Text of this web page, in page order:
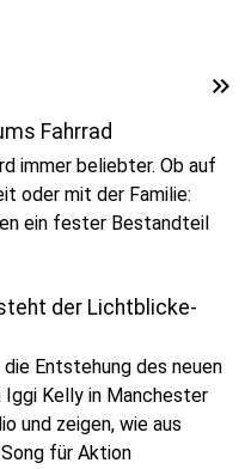
keyboard_double_arrow_right
Fahrrad
immer beliebter. Ob auf
oder mit der Familie:
ein fester Bestandteil
der Lichtblicke-
die Entstehung des neuen
Kelly in Manchester
und zeigen, wie aus
für Aktion